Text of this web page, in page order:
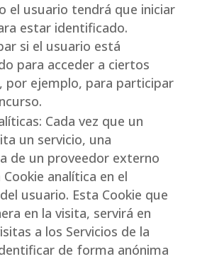
el usuario tendrá que iniciar
estar identificado.
si el usuario está
para acceder a ciertos
por ejemplo, para participar
Cada vez que un
un servicio, una
de un proveedor externo
analítica en el
usuario. Esta Cookie que
en la visita, servirá en
a los Servicios de la
de forma anónima